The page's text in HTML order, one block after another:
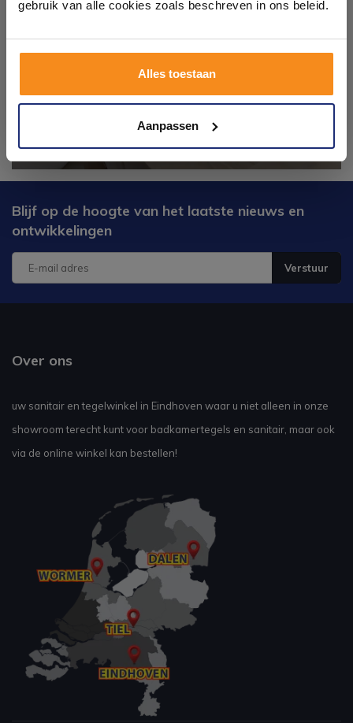
gebruik van alle cookies zoals beschreven in ons beleid.
Alles toestaan
Aanpassen
Blijf op de hoogte van het laatste nieuws en
ontwikkelingen
Verstuur
Over ons
uw sanitair en tegelwinkel in Eindhoven waar u niet alleen in onze
showroom terecht kunt voor badkamertegels en sanitair, maar ook
via de online winkel kan bestellen!
Kom langs en ervaar zelf het verschil!